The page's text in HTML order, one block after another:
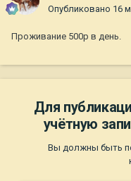
Опубликовано 16
Проживание 500р в день.
Для
учётную
Вы должны быть